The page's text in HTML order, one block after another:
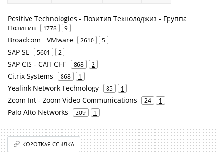
Positive Technologies - Позитив Текнолоджиз - Группа
Позитив
1778 9
Broadcom - VMware 2610 5
SAP SE 5601 2
SAP CIS - САП СНГ 868 2
Citrix Systems 868 1
Yealink Network Technology 85 1
Zoom Int - Zoom Video Communications 24 1
Palo Alto Networks 209 1
КОРОТКАЯ ССЫЛКА